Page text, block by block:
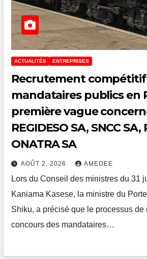
ACTUALITÉS ENTREPRISES
Recrutement compétitif
mandataires publics en
première vague
REGIDESO SA, SNCC SA,
ONATRA SA
AOÛT 2, 2026 AMEDEE
Lors du Conseil des ministres du 31
Kaniama Kasese, la ministre du
Shiku, a précisé que le processus de
concours des mandataires…